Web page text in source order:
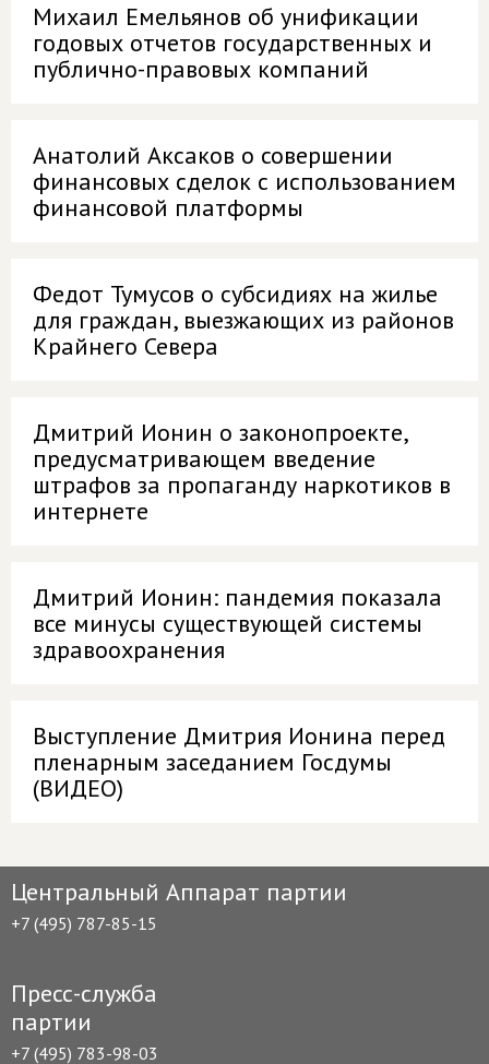
Михаил Емельянов об унификации
годовых отчетов государственных и
публично-правовых компаний
Анатолий Аксаков о совершении
финансовых сделок с использованием
финансовой платформы
Федот Тумусов о субсидиях на жилье
для граждан, выезжающих из районов
Крайнего Севера
Дмитрий Ионин о законопроекте,
предусматривающем введение
штрафов за пропаганду наркотиков в
интернете
Дмитрий Ионин: пандемия показала
все минусы существующей системы
здравоохранения
Выступление Дмитрия Ионина перед
пленарным заседанием Госдумы
(ВИДЕО)
Центральный Аппарат партии
+7 (495) 787-85-15
Пресс-служба
партии
+7 (495) 783-98-03